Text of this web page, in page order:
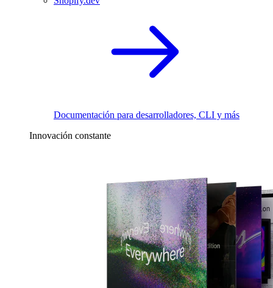
Documentación para desarrolladores, CLI y más
Innovación constante